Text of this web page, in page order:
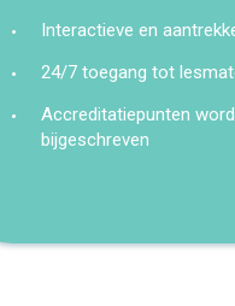
Interactieve en
24/7 toegang tot
Accreditatiepunten
bijgeschreven